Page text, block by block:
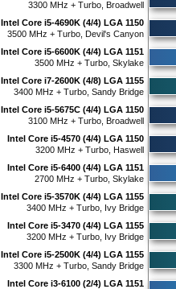
3300 MHz + Turbo, Broadwell
Intel Core i5-4690K (4/4) LGA 1150
3500 MHz + Turbo, Devil's Canyon
Intel Core i5-6600K (4/4) LGA 1151
3500 MHz + Turbo, Skylake
Intel Core i7-2600K (4/8) LGA 1155
3400 MHz + Turbo, Sandy Bridge
Intel Core i5-5675C (4/4) LGA 1150
3100 MHz + Turbo, Broadwell
Intel Core i5-4570 (4/4) LGA 1150
3200 MHz + Turbo, Haswell
Intel Core i5-6400 (4/4) LGA 1151
2700 MHz + Turbo, Skylake
Intel Core i5-3570K (4/4) LGA 1155
3400 MHz + Turbo, Ivy Bridge
Intel Core i5-3470 (4/4) LGA 1155
3200 MHz + Turbo, Ivy Bridge
Intel Core i5-2500K (4/4) LGA 1155
3300 MHz + Turbo, Sandy Bridge
Intel Core i3-6100 (2/4) LGA 1151